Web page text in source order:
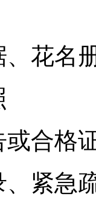
花名
合格
紧急